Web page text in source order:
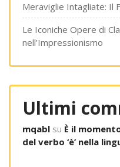
Meraviglie Intagliate: Il
Le Iconiche Opere di
nell’Impressionismo
Ultimi
mqabl su È il
del verbo ‘è’ nella